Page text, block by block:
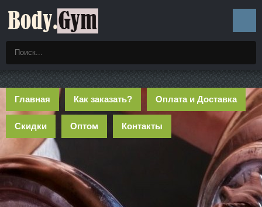
Главная Как заказать? Оплата и Доставка
Скидки Оптом Контакты